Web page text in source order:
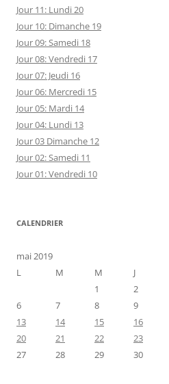
Jour 11: Lundi 20
Jour 10: Dimanche 19
Jour 09: Samedi 18
Jour 08: Vendredi 17
Jour 07: Jeudi 16
Jour 06: Mercredi 15
Jour 05: Mardi 14
Jour 04: Lundi 13
Jour 03 Dimanche 12
Jour 02: Samedi 11
Jour 01: Vendredi 10
CALENDRIER
mai 2019
L
M M J
1
2
6
7 8 9
13
14 15 16
20
21 22 23
27
28 29 30